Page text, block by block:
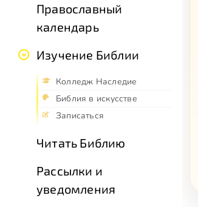
Православный
календарь
Изучение Библии
Колледж Наследие
Библия в искусстве
Записаться
Читать Библию
Рассылки и
уведомления